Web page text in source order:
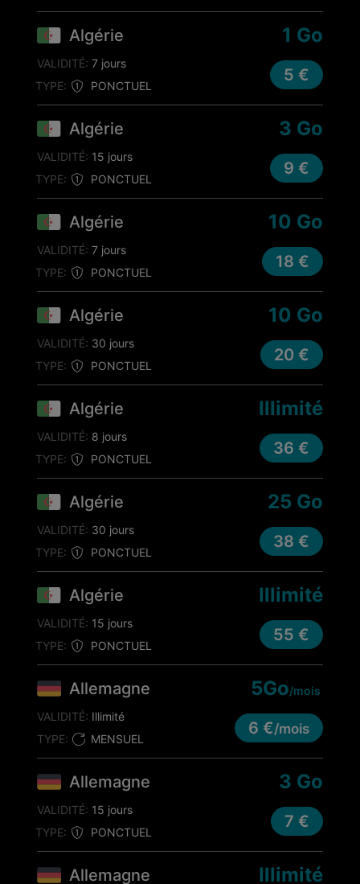
Algérie
TYPE: PONCTUEL
1 Go
VALIDITÉ: 7 jours
5 €
Algérie
TYPE: PONCTUEL
3 Go
VALIDITÉ: 15 jours
9 €
Algérie
TYPE: PONCTUEL
10 Go
VALIDITÉ: 7 jours
18 €
Algérie
TYPE: PONCTUEL
10 Go
VALIDITÉ: 30 jours
20 €
Algérie
TYPE: PONCTUEL
Illimité
VALIDITÉ: 8 jours
36 €
Algérie
TYPE: PONCTUEL
25 Go
VALIDITÉ: 30 jours
38 €
Algérie
TYPE: PONCTUEL
Illimité
VALIDITÉ: 15 jours
55 €
Allemagne
TYPE: MENSUEL
5Go/mois
VALIDITÉ: Illimité
6 €/mois
Allemagne
TYPE: PONCTUEL
3 Go
VALIDITÉ: 15 jours
7 €
Allemagne Illimité